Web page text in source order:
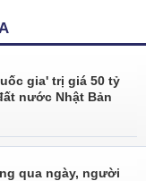
gia' trị giá 50 tỷ
nước Nhật Bản
qua ngày, người